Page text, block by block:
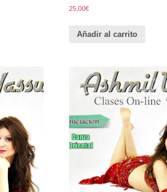
25,00€
Añadir al carrito